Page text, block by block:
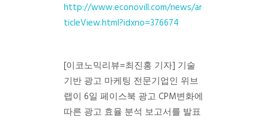
http://www.econovill.com/news/ar
ticleView.html?idxno=376674
[이코노믹리뷰=최진홍 기자] 기술
기반 광고 마케팅 전문기업인 위브
랩이 6일 페이스북 광고 CPM변화에
따른 광고 효율 분석 보고서를 발표